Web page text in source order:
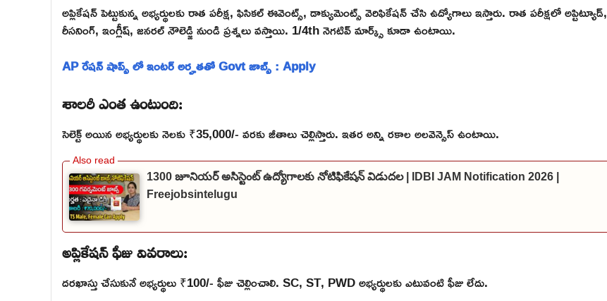
అప్లికేషన్ పెట్టుకున్న అభ్యర్థులకు రాత పరీక్ష, ఫిసికల్ ఈవెంట్స్, డాక్యుమెంట్స్ వెరిఫికేషన్ చేసి ఉద్యోగాలు ఇస్తారు. రాత పరీక్షలో అప్టిట్యూడ్,
రీసనింగ్, ఇంగ్లీష్, జనరల్ నౌలెడ్జి నుండి ప్రశ్నలు వస్తాయి. 1/4th నెగటివ్ మార్క్స్ కూడా ఉంటాయి.
AP రేషన్ షాప్స్ లో ఇంటర్ అర్హతతో Govt జాబ్స్ : Apply
శాలరీ ఎంత ఉంటుంది:
సెలెక్ట్ అయిన అభ్యర్థులకు నెలకు ₹35,000/- వరకు జీతాలు చెల్లిస్తారు. ఇతర అన్ని రకాల అలవెన్సెస్ ఉంటాయి.
1300 జూనియర్ అసిస్టెంట్ ఉద్యోగాలకు నోటిఫికేషన్ విడుదల | IDBI JAM Notification 2026 |
Freejobsintelugu
అప్లికేషన్ ఫీజు వివరాలు:
దరఖాస్తు చేసుకునే అభ్యర్థులు ₹100/- ఫీజు చెల్లించాలి. SC, ST, PWD అభ్యర్థులకు ఎటువంటి ఫీజు లేదు.